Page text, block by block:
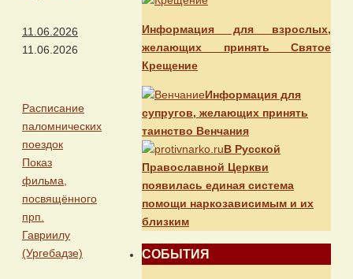
11.06.2026
11.06.2026
Расписание
паломнических
поездок
Показ
фильма,
посвящённого
прп.
Гавриилу
(Ургебадзе)
Информация для взрослых,
желающих принять Святое
Крещение
Информация для
супругов, желающих принять
таинство Венчания
В Русской
Православной Церкви
появилась единая система
помощи наркозависимым и их
близким
СОБЫТИЯ